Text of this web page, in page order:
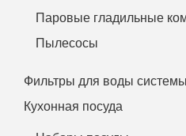
Паровые гладильные
Пылесосы
Фильтры для воды
Кухонная посуда